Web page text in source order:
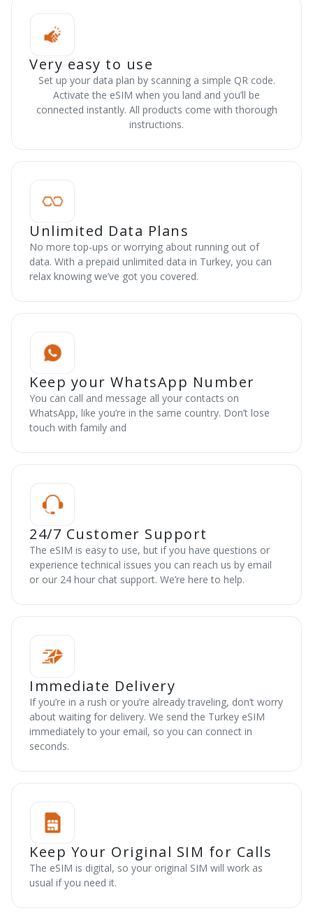
Very easy to use
Set up your data plan by scanning a simple QR code.
Activate the eSIM when you land and you’ll be
connected instantly. All products come with thorough
instructions.
Unlimited Data Plans
No more top-ups or worrying about running out of
data. With a prepaid unlimited data in Turkey, you can
relax knowing we’ve got you covered.
Keep your WhatsApp Number
You can call and message all your contacts on
WhatsApp, like you’re in the same country. Don’t lose
touch with family and
24/7 Customer Support
The eSIM is easy to use, but if you have questions or
experience technical issues you can reach us by email
or our 24 hour chat support. We’re here to help.
Immediate Delivery
If you’re in a rush or you’re already traveling, don’t worry
about waiting for delivery. We send the Turkey eSIM
immediately to your email, so you can connect in
seconds.
Keep Your Original SIM for Calls
The eSIM is digital, so your original SIM will work as
usual if you need it.